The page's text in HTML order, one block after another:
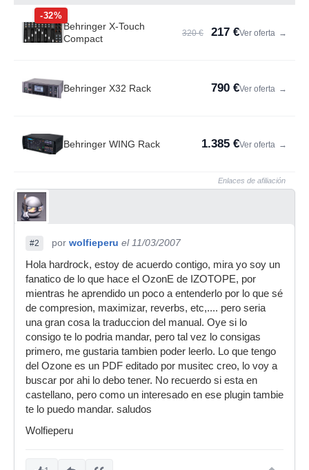
-32%
Behringer X-Touch
Compact
320 € 217 €Ver oferta →
Behringer X32 Rack 790 €Ver oferta →
Behringer WING Rack 1.385 €Ver oferta →
Enlaces de afiliación
#2 por wolfieperu el 11/03/2007
Hola hardrock, estoy de acuerdo contigo, mira yo soy un
fanatico de lo que hace el OzonE de IZOTOPE, por
mientras he aprendido un poco a entenderlo por lo que sé
de compresion, maximizar, reverbs, etc,.... pero seria
una gran cosa la traduccion del manual. Oye si lo
consigo te lo podria mandar, pero tal vez lo consigas
primero, me gustaria tambien poder leerlo. Lo que tengo
del Ozone es un PDF editado por musitec creo, lo voy a
buscar por ahi lo debo tener. No recuerdo si esta en
castellano, pero como un interesado en ese plugin tambie
te lo puedo mandar. saludos
Wolfieperu